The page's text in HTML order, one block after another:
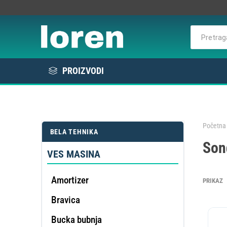
PROIZVODI
Bela tehnika
Elektro / Potrošni materijal
Profesionalna oprema
BELA TEHNIKA
VES MASINA
Amortizer
Bravica
Bucka bubnja
PRIKAZ